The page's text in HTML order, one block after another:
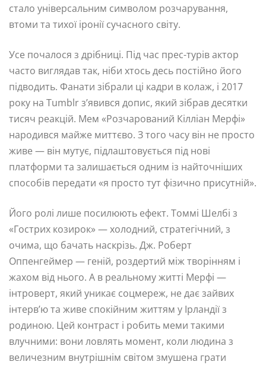
стало універсальним символом розчарування,
втоми та тихої іронії сучасного світу.
Усе почалося з дрібниці. Під час прес-турів актор
часто виглядав так, ніби хтось десь постійно його
підводить. Фанати зібрали ці кадри в колаж, і 2017
року на Tumblr з’явився допис, який зібрав десятки
тисяч реакцій. Мем «Розчарований Кілліан Мерфі»
народився майже миттєво. З того часу він не просто
живе — він мутує, підлаштовується під нові
платформи та залишається одним із найточніших
способів передати «я просто тут фізично присутній».
Його ролі лише посилюють ефект. Томмі Шелбі з
«Гострих козирок» — холодний, стратегічний, з
очима, що бачать наскрізь. Дж. Роберт
Оппенгеймер — геній, роздертий між творінням і
жахом від нього. А в реальному житті Мерфі —
інтроверт, який уникає соцмереж, не дає зайвих
інтерв’ю та живе спокійним життям у Ірландії з
родиною. Цей контраст і робить меми такими
влучними: вони ловлять момент, коли людина з
величезним внутрішнім світом змушена грати